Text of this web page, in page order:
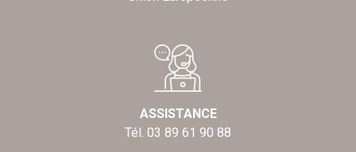
ASSISTANCE
Tél. 03 89 61 90 88